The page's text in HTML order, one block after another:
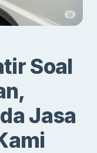
Soal
Jasa